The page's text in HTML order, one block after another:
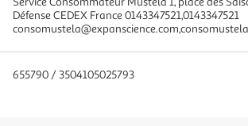
Défense CEDEX France 0143347521,0143347521
655790 / 3504105025793